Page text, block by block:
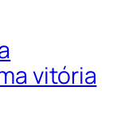
vitória